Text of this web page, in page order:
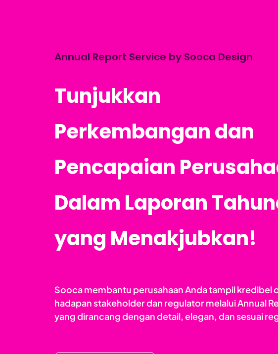
Annual Report Service by Sooca Design
Tunjukkan
Perkembangan dan
Pencapaian
Dalam Laporan
yang Menakjubkan!
Sooca membantu perusahaan Anda tampil kredibel
hadapan stakeholder dan regulator melalui Annual
yang dirancang dengan detail, elegan, dan sesuai